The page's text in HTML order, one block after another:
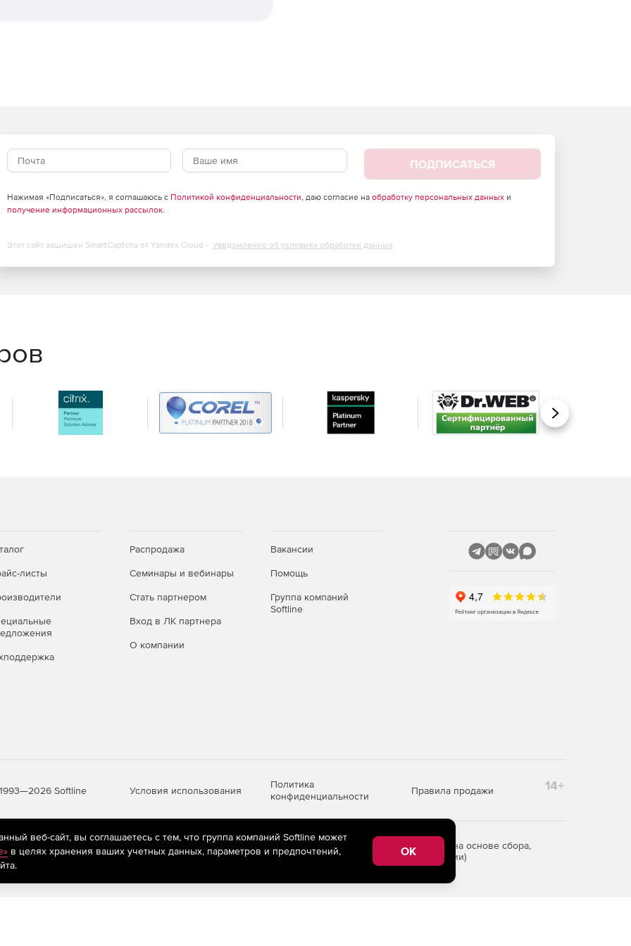
ПОДПИСАТЬСЯ
Нажимая «Подписаться», я соглашаюсь с Политикой конфиденциальности, даю согласие на обработку персональных данныхи
получение информационных рассылок.
Этот сайт защищен SmartCaptcha от Yandex Cloud - Уведомление об условиях обработки данных
Вперед
листы
Распродажа
Семинары и вебинары
Стать партнером
Вход в ЛК партнера
О компании
Вакансии
Помощь
Группа компаний
Softline
Softline Условия использования
Политика
конфиденциальности
Правила продажи 14+
рекомендательные технологии
(информационные технологии предоставления информации на основе сбора,
пользователей сети «Интернет», находящихся на территории Российской Федерации)
веб-сайт, вы соглашаетесь с тем, что группа компаний Softline может
в целях хранения ваших учетных данных, параметров и предпочтений,
OK